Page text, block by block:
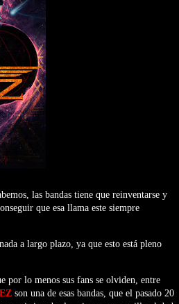
las bandas tiene que reinventarse y
que esa llama este siempre
a largo plazo, ya que esto está pleno
por lo menos sus fans se olviden, entre
son una de esas bandas, que el pasado 20